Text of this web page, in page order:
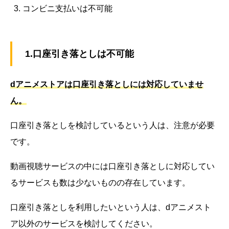
コンビニ支払いは不可能
1.口座引き落としは不可能
dアニメストアは口座引き落としには対応していませ
ん。
口座引き落としを検討しているという人は、注意が必要
です。
動画視聴サービスの中には口座引き落としに対応してい
るサービスも数は少ないものの存在しています。
口座引き落としを利用したいという人は、dアニメスト
ア以外のサービスを検討してください。